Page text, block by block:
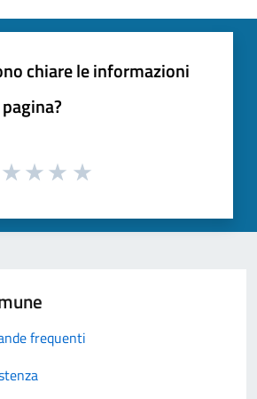
chiare le informazioni
frequenti